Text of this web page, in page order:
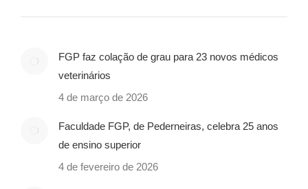
FGP faz colação de grau para 23 novos médicos
veterinários
4 de março de 2026
Faculdade FGP, de Pederneiras, celebra 25 anos
de ensino superior
4 de fevereiro de 2026